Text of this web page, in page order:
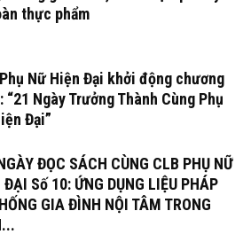
thực phẩm
Nữ Hiện Đại khởi động chương
“21 Ngày Trưởng Thành Cùng Phụ
Đại”
ĐỌC SÁCH CÙNG CLB PHỤ NỮ
ĐẠI Số 10: ỨNG DỤNG LIỆU PHÁP
GIA ĐÌNH NỘI TÂM TRONG